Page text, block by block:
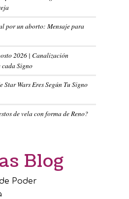
por un aborto: Mensaje para
2026 | Canalización
Signo
Star Wars Eres Según Tu Signo
de vela con forma de Reno?
Blog
Poder